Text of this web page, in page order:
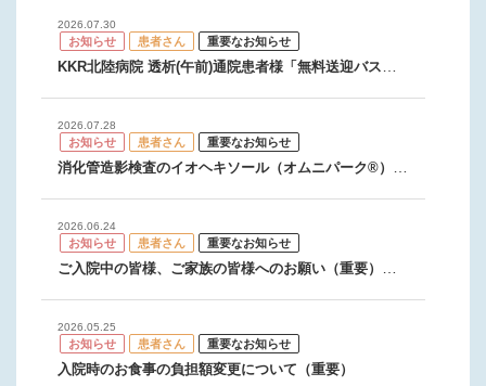
2026.07.30
お知らせ 患者さん 重要なお知らせ
KKR北陸病院 透析(午前)通院患者様「無料送迎バス」
運行開始のお知らせ
2026.07.28
お知らせ 患者さん 重要なお知らせ
消化管造影検査のイオヘキソール（オムニパーク®）適
応外使用についてのお知らせ
2026.06.24
お知らせ 患者さん 重要なお知らせ
ご入院中の皆様、ご家族の皆様へのお願い（重要）
(731.26 KB)
2026.05.25
お知らせ 患者さん 重要なお知らせ
入院時のお食事の負担額変更について（重要）